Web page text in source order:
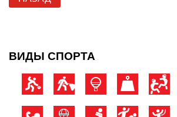
ВИДЫ СПОРТА